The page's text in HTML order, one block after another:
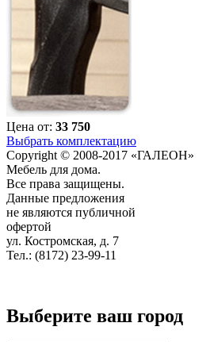
Цена от: 33 750
Выбрать комплектацию
Copyright © 2008-2017 «ГАЛЕОН»
Мебель для дома.
Все права защищены.
Данные предложения
не являются публичной
офертой
ул. Костромская, д. 7
Тел.: (8172) 23-99-11
Выберите ваш город